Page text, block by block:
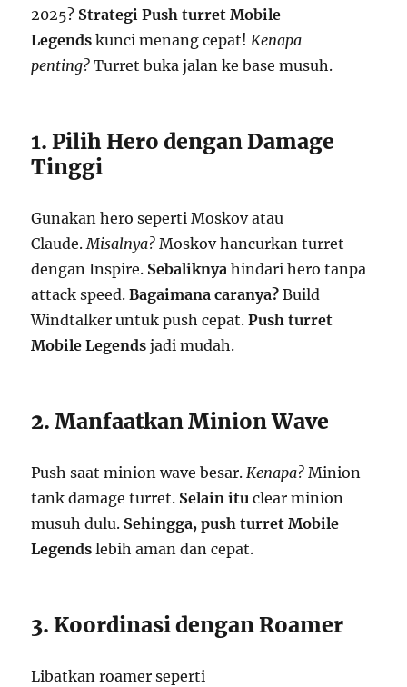
2025? Strategi Push turret Mobile
Legends kunci menang cepat!Kenapa
penting? Turret buka jalan ke base musuh.
1. Pilih Hero dengan Damage
Tinggi
Gunakan hero seperti Moskov atau
Claude.Misalnya? Moskov hancurkan turret
dengan Inspire. Sebaliknya hindari hero tanpa
attack speed.Bagaimana caranya? Build
Windtalker untuk push cepat.Push turret
Mobile Legends jadi mudah.
2. Manfaatkan Minion Wave
Push saat minion wave besar.Kenapa? Minion
tank damage turret. Selain itu clear minion
musuh dulu. Sehingga, push turret Mobile
Legends lebih aman dan cepat.
3. Koordinasi dengan Roamer
Libatkan roamer seperti